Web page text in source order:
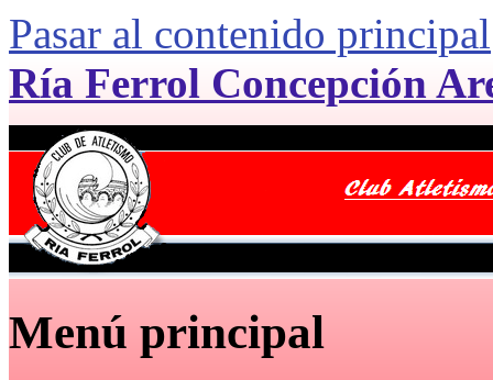
Pasar al contenido principal
Ría Ferrol Concepción
Menú principal